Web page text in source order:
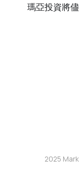
瑪亞投資將
2025